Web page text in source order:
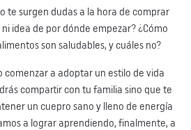
te surgen dudas a la hora de comprar
idea de por dónde empezar? ¿Cómo
son saludables, y cuáles no?
comenzar a adoptar un estilo de vida
compartir con tu familia sino que te
un cuepro sano y lleno de energía
a lograr aprendiendo, finalmente, a